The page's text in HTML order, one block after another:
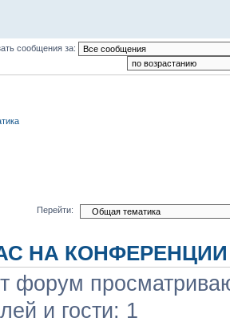
сообщения за:
Перейти:
НА КОНФЕРЕНЦИИ
форум
и гости: 1